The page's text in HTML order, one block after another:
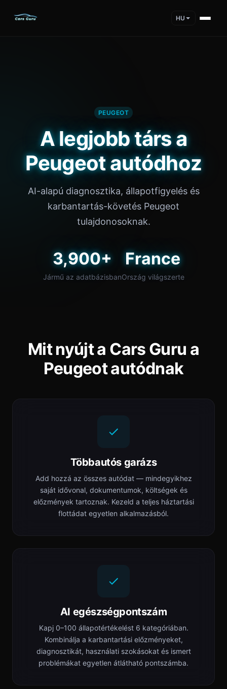
HU
PEUGEOT
A legjobb társ a
Peugeot autódhoz
AI-alapú diagnosztika, állapotfigyelés és
karbantartás-követés Peugeot
tulajdonosoknak.
3,900+
Jármű az adatbázisban
France
Ország világszerte
Mit nyújt a Cars Guru a
Peugeot autódnak
Többautós garázs
Add hozzá az összes autódat — mindegyikhez
saját idővonal, dokumentumok, költségek és
előzmények tartoznak. Kezeld a teljes háztartási
flottádat egyetlen alkalmazásból.
AI egészségpontszám
Kapj 0–100 állapotértékelést 6 kategóriában.
Kombinálja a karbantartási előzményeket,
diagnosztikát, használati szokásokat és ismert
problémákat egyetlen átlátható pontszámba.